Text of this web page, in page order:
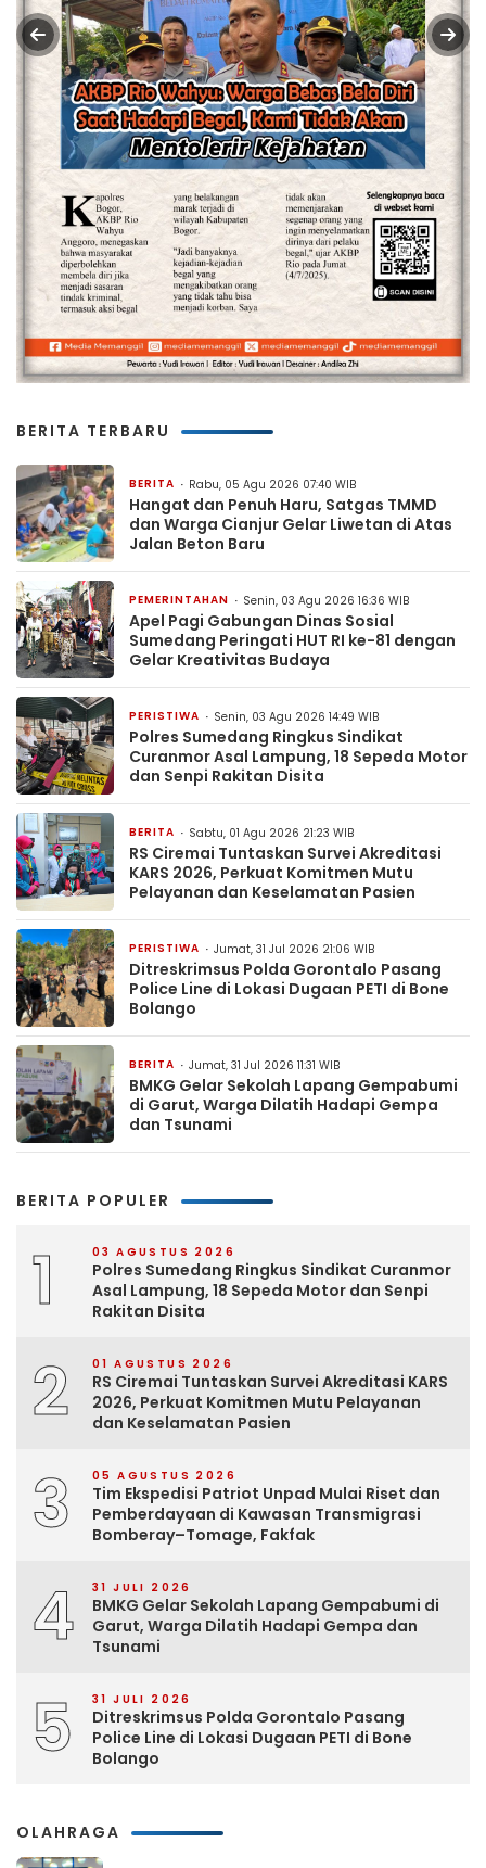
BERITA TERBARU
BERITA Rabu, 05 Agu 2026 07:40 WIB
Hangat dan Penuh Haru, Satgas TMMD
dan Warga Cianjur Gelar Liwetan di Atas
Jalan Beton Baru
PEMERINTAHAN Senin, 03 Agu 2026 16:36 WIB
Apel Pagi Gabungan Dinas Sosial
Sumedang Peringati HUT RI ke-81 dengan
Gelar Kreativitas Budaya
PERISTIWA Senin, 03 Agu 2026 14:49 WIB
Polres Sumedang Ringkus Sindikat
Curanmor Asal Lampung, 18 Sepeda Motor
dan Senpi Rakitan Disita
BERITA Sabtu, 01 Agu 2026 21:23 WIB
RS Ciremai Tuntaskan Survei Akreditasi
KARS 2026, Perkuat Komitmen Mutu
Pelayanan dan Keselamatan Pasien
PERISTIWA Jumat, 31 Jul 2026 21:06 WIB
Ditreskrimsus Polda Gorontalo Pasang
Police Line di Lokasi Dugaan PETI di Bone
Bolango
BERITA Jumat, 31 Jul 2026 11:31 WIB
BMKG Gelar Sekolah Lapang Gempabumi
di Garut, Warga Dilatih Hadapi Gempa
dan Tsunami
BERITA POPULER
1 03 AGUSTUS 2026
Polres Sumedang Ringkus Sindikat Curanmor
Asal Lampung, 18 Sepeda Motor dan Senpi
Rakitan Disita
2 01 AGUSTUS 2026
RS Ciremai Tuntaskan Survei Akreditasi KARS
2026, Perkuat Komitmen Mutu Pelayanan
dan Keselamatan Pasien
3 05 AGUSTUS 2026
Tim Ekspedisi Patriot Unpad Mulai Riset dan
Pemberdayaan di Kawasan Transmigrasi
Bomberay–Tomage, Fakfak
4 31 JULI 2026
BMKG Gelar Sekolah Lapang Gempabumi di
Garut, Warga Dilatih Hadapi Gempa dan
Tsunami
5 31 JULI 2026
Ditreskrimsus Polda Gorontalo Pasang
Police Line di Lokasi Dugaan PETI di Bone
Bolango
OLAHRAGA